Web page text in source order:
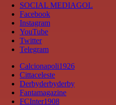
SOCIAL MEDIAGOL
Facebook
Instagram
YouTube
Twitter
Telegram
Calcionapoli1926
Cittaceleste
Derbyderbyderby
Fantamagazine
FCInter1908